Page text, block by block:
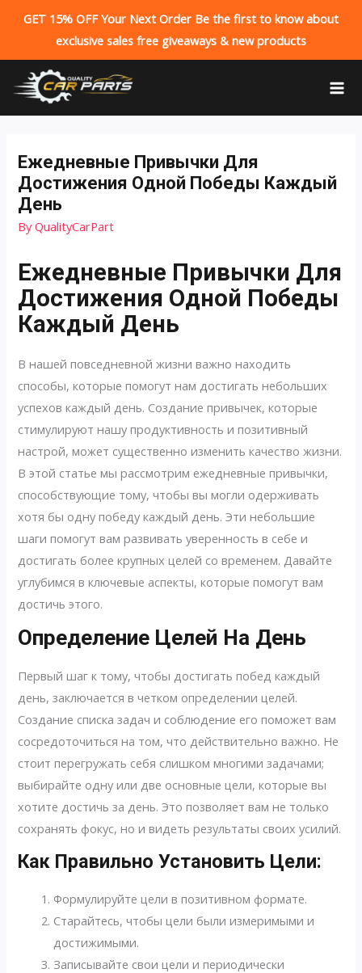
GET 15% OFF Your Next Order Be the first to know about
exclusive sales free giveaways & new products
content
Ежедневные Привычки Для
Достижения Одной Победы Каждый
День
ByQualityCarPart
Ежедневные Привычки Для
Достижения Одной Победы
Каждый День
В нашей повседневной жизни важно находить
способы, которые помогут нам достигать небольших
успехов каждый день. Создание привычек, которые
стимулируют нашу продуктивность и позитивный
настрой, может существенно изменить качество жизни.
В этой статье мы рассмотрим ежедневные привычки,
способствующие тому, чтобы вы могли одерживать
хотя бы одну победу каждый день. Эти небольшие
шаги помогут вам развивать уверенность в себе и
достигать более крупных целей со временем. Давайте
углубимся в ключевые аспекты, которые помогут вам
достичь этого.
Определение Целей На День
Первый шаг к тому, чтобы достигать побед каждый
день, заключается в четком определении целей.
Создание списка задач и соблюдение его поможет вам
сосредоточиться на том, что действительно важно. Не
стоит перегружать себя слишком многими задачами;
выбирайте одну или две основные цели, которые вы
хотите достичь за день. Это позволяет вам не только
сохранять фокус, но и видеть результаты своих усилий.
Как Правильно Установить Цели:
Формулируйте цели в позитивном формате.
Старайтесь, чтобы цели были измеримыми и
достижимыми.
Записывайте свои цели и периодически